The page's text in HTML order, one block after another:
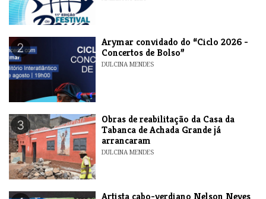
2
​Arymar convidado do “Ciclo 2026 -
Concertos de Bolso”
DULCINA MENDES
3
​Obras de reabilitação da Casa da
Tabanca de Achada Grande já
arrancaram
DULCINA MENDES
​Artista cabo-verdiano Nelson Neves